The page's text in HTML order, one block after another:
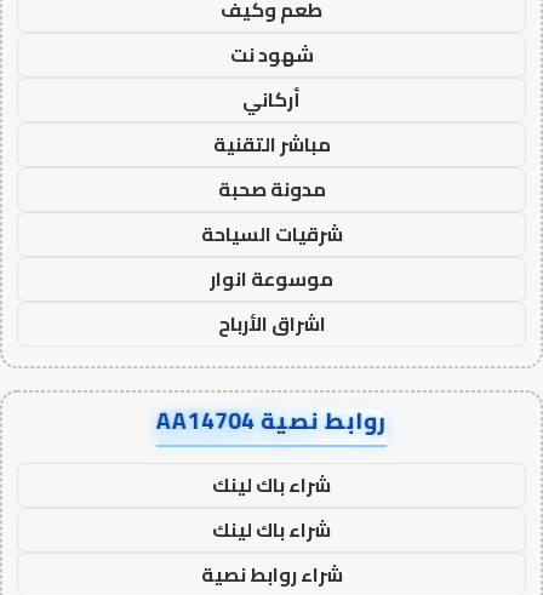
طعم وكيف
شهود نت
أركاني
مباشر التقنية
مدونة صحبة
شرقيات السياحة
موسوعة انوار
اشراق الأرباح
روابط نصية AA14704
شراء باك لينك
شراء باك لينك
شراء روابط نصية